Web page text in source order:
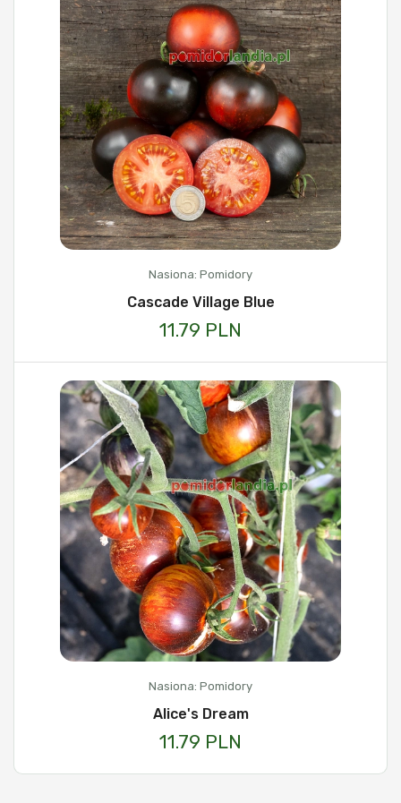
Nasiona: Pomidory
Cascade Village Blue
11.79 PLN
Nasiona: Pomidory
Alice's Dream
11.79 PLN